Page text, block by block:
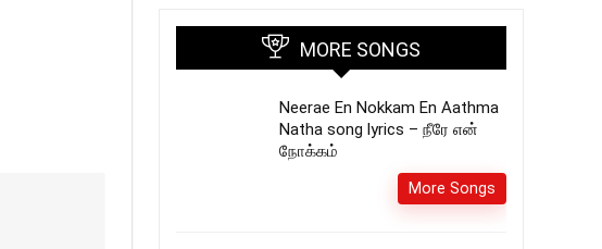
MORE SONGS
Neerae En Nokkam En Aathma
Natha song lyrics – நீரே என்
நோக்கம்
More Songs